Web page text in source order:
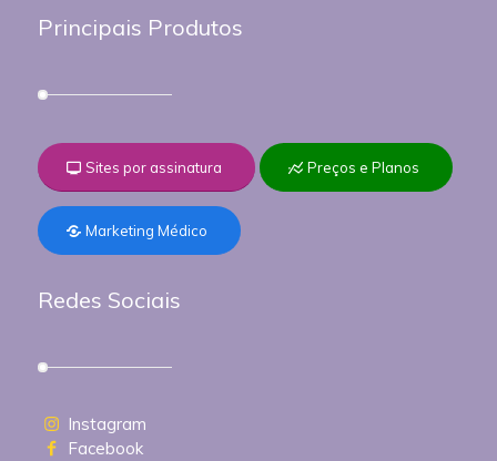
Principais Produtos
Sites por assinatura Preços e Planos
Marketing Médico
Redes Sociais
Instagram
Facebook